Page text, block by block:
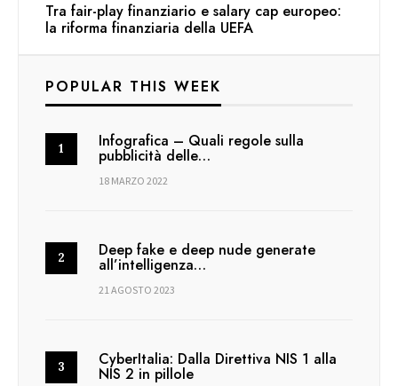
Tra fair-play finanziario e salary cap europeo:
la riforma finanziaria della UEFA
POPULAR THIS WEEK
Infografica – Quali regole sulla
pubblicità delle…
18 MARZO 2022
Deep fake e deep nude generate
all’intelligenza…
21 AGOSTO 2023
CyberItalia: Dalla Direttiva NIS 1 alla
NIS 2 in pillole